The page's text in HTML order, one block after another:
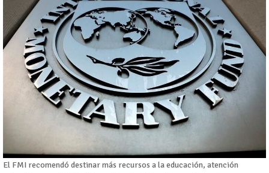
El FMI recomendó destinar más recursos a la educación, atención